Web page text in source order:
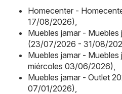
Homecenter -
17/08/2026)
Muebles jamar - Muebles
(23/07/2026 - 31/08/
Muebles jamar -
miércoles 03/06/2026)
Muebles jamar - Outlet
07/01/2026)